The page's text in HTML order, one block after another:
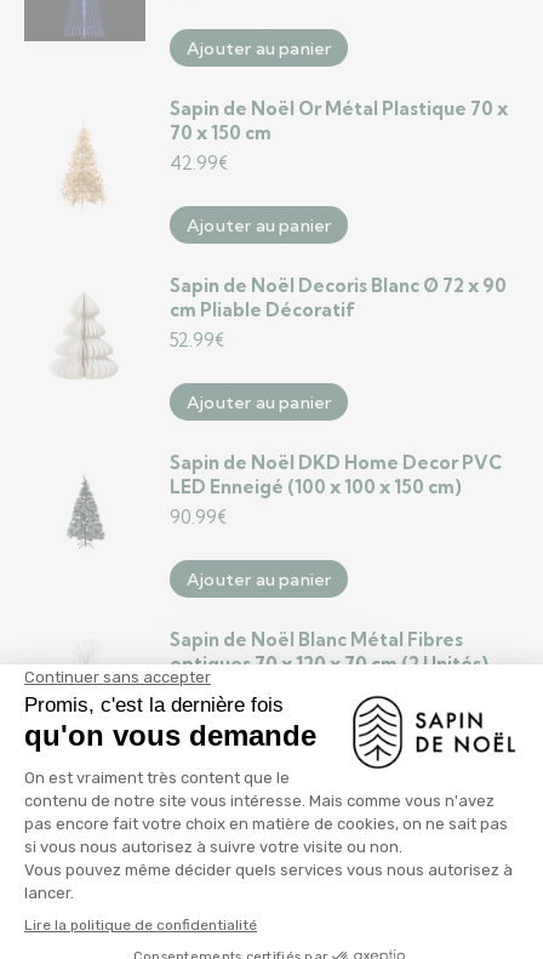
Ajouter au panier
Sapin de Noël Or Métal Plastique 70 x
70 x 150 cm
42.99€
Ajouter au panier
Sapin de Noël Decoris Blanc Ø 72 x 90
cm Pliable Décoratif
52.99€
Ajouter au panier
Sapin de Noël DKD Home Decor PVC
LED Enneigé (100 x 100 x 150 cm)
90.99€
Ajouter au panier
Sapin de Noël Blanc Métal Fibres
optiques 70 x 120 x 70 cm (2 Unités)
76.99€
Sapin de Noël Blanc Métal 17,5 x 50 x 11
cm (8 Unités)
65.99€
Ajouter au panier